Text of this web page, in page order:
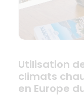
Utilisation
climats
en Europe